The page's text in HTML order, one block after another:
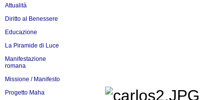
Attualità
Diritto al Benessere
Educazione
La Piramide di Luce
Manifestazione
romana
Missione / Manifesto
Progetto Maha